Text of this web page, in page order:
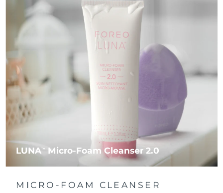
LUNATM Micro-Foam Cleanser 2.0
MICRO-FOAM CLEANSER